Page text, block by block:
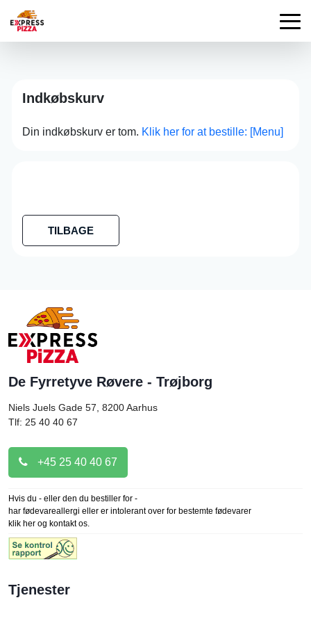
Indkøbskurv
Din indkøbskurv er tom. Klik her for at bestille: [Menu]
TILBAGE
De Fyrretyve Røvere - Trøjborg
Niels Juels Gade 57, 8200Aarhus
Tlf: 25 40 40 67
+45 25 40 40 67
Hvis du - eller den du bestiller for -
har fødevareallergi eller er intolerant over for bestemte fødevarer
klik her og kontakt os.
Tjenester